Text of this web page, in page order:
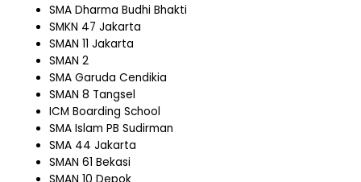
SMA Dharma Budhi Bhakti
SMKN 47 Jakarta
SMAN 11 Jakarta
SMAN 2
SMA Garuda Cendikia
SMAN 8 Tangsel
ICM Boarding School
SMA Islam PB Sudirman
SMA 44 Jakarta
SMAN 61 Bekasi